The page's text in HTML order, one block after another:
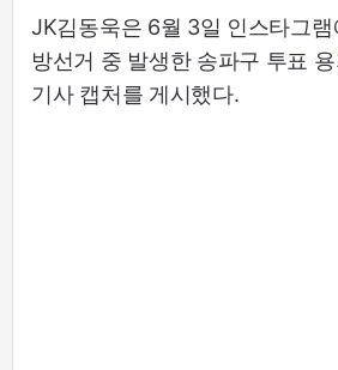
JK김동욱은 6월 3일 인스타그
방선거 중 발생한 송파구 투표
기사 캡처를 게시했다.